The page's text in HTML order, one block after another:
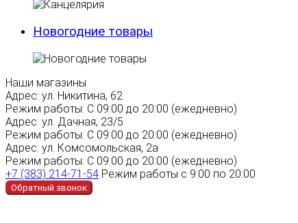
Новогодние товары
Наши магазины
Адрес: ул. Никитина, 62
Режим работы: С 09:00 до 20:00 (ежедневно)
Адрес: ул. Дачная, 23/5
Режим работы: С 09:00 до 20:00 (ежедневно)
Адрес: ул. Комсомольская, 2а
Режим работы: С 09:00 до 20:00 (ежедневно)
+7 (383) 214-71-54 Режим работы с 9:00 по 20:00
Обратный звонок